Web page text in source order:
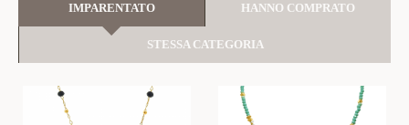
IMPARENTATO HANNO COMPRATO
STESSA CATEGORIA